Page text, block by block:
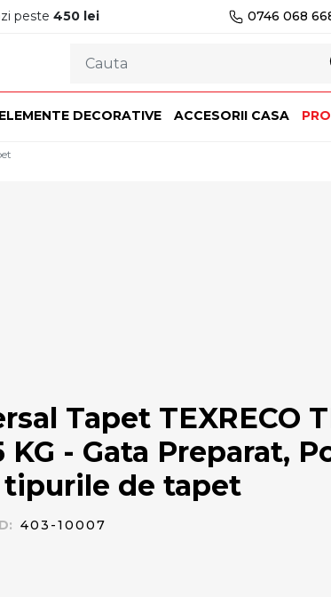
peste 450 lei 0746 068
ELEMENTE DECORATIVE ACCESORII CASA
Tapet TEXRECO
KG - Gata Preparat,
de tapet
: 403-10007